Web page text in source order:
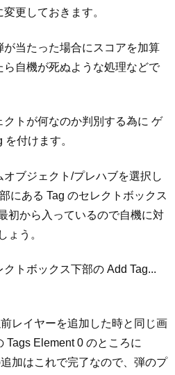
更しておきます。
当たった場合にスコアを加算
自機が死ぬような処理などで
クトが何なのか判別する為に ゲ
付けます。
ブジェクト/プレハブを選択し
にある Tag のセレクトボックス
初から入っているので自機に対
ょう。
トボックス下部の Add Tag...
レイヤーを追加した時と同じ画
Tags Element 0 のところに
加はこれで完了なので、弾のプ